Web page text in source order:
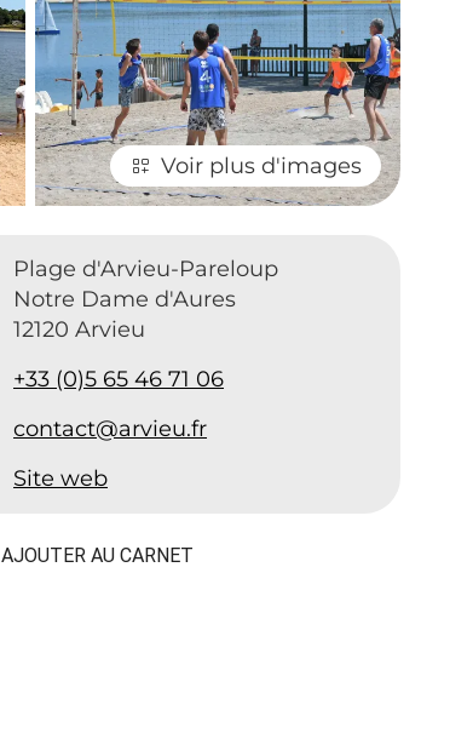
Voir plus d'images
Plage d'Arvieu-Pareloup
Notre Dame d'Aures
12120 Arvieu
+33 (0)5 65 46 71 06
contact@arvieu.fr
Site web
AJOUTER AU CARNET